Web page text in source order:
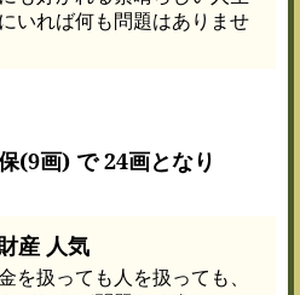
いれば何も問題はありませ
(9画) で 24画となり
産 人気
を扱っても人を扱っても、